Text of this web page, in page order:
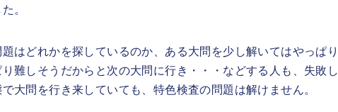
。
はどれかを探しているのか、ある大問を少し解いてはやっぱ
難しそうだからと次の大問に行き・・・などする人も、失敗
大問を行き来していても、特色検査の問題は解けません。